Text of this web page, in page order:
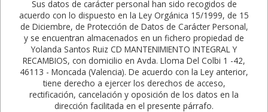
Sus datos de carácter personal han sido recogidos de
acuerdo con lo dispuesto en la Ley Orgánica 15/1999, de 15
de Diciembre, de Protección de Datos de Carácter Personal,
y se encuentran almacenados en un fichero propiedad de
Yolanda Santos Ruiz CD MANTENIMIENTO INTEGRAL Y
RECAMBIOS, con domicilio en Avda. Lloma Del Colbi 1 -42,
46113 - Moncada (Valencia). De acuerdo con la Ley anterior,
tiene derecho a ejercer los derechos de acceso,
rectificación, cancelación y oposición de los datos en la
dirección facilitada en el presente párrafo.